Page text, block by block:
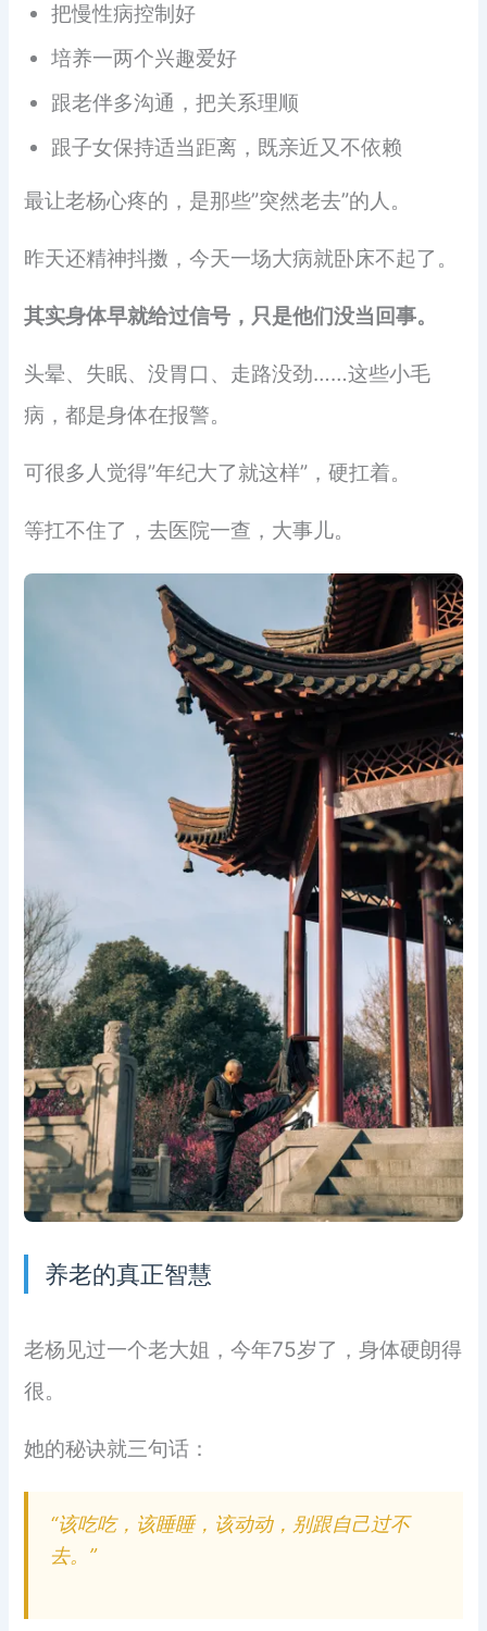
把慢性病控制好
培养一两个兴趣爱好
跟老伴多沟通，把关系理顺
跟子女保持适当距离，既亲近又不依赖
最让老杨心疼的，是那些”突然老去”的人。
昨天还精神抖擞，今天一场大病就卧床不起了。
其实身体早就给过信号，只是他们没当回事。
头晕、失眠、没胃口、走路没劲……这些小毛
病，都是身体在报警。
可很多人觉得”年纪大了就这样”，硬扛着。
等扛不住了，去医院一查，大事儿。
养老的真正智慧
老杨见过一个老大姐，今年75岁了，身体硬朗得
很。
她的秘诀就三句话：
“该吃吃，该睡睡，该动动，别跟自己过不
去。”